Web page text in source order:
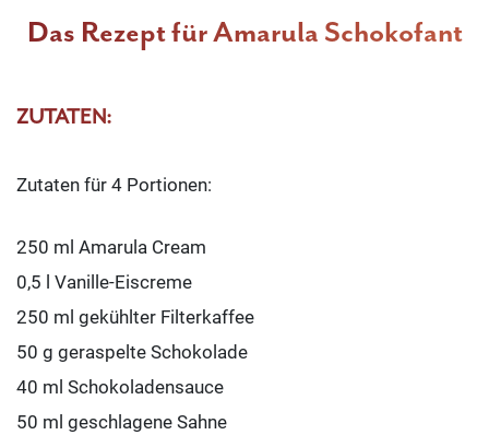
Das Rezept für Amarula Schokofant
ZUTATEN:
Zutaten für 4 Portionen:
250 ml Amarula Cream
0,5 l Vanille-Eiscreme
250 ml gekühlter Filterkaffee
50 g geraspelte Schokolade
40 ml Schokoladensauce
50 ml geschlagene Sahne